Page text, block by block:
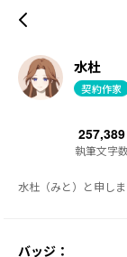
水杜
契約作家
257,389
執筆文字数
バッジ：